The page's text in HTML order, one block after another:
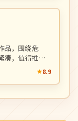
品，围绕危
凑，值得推荐
8.9